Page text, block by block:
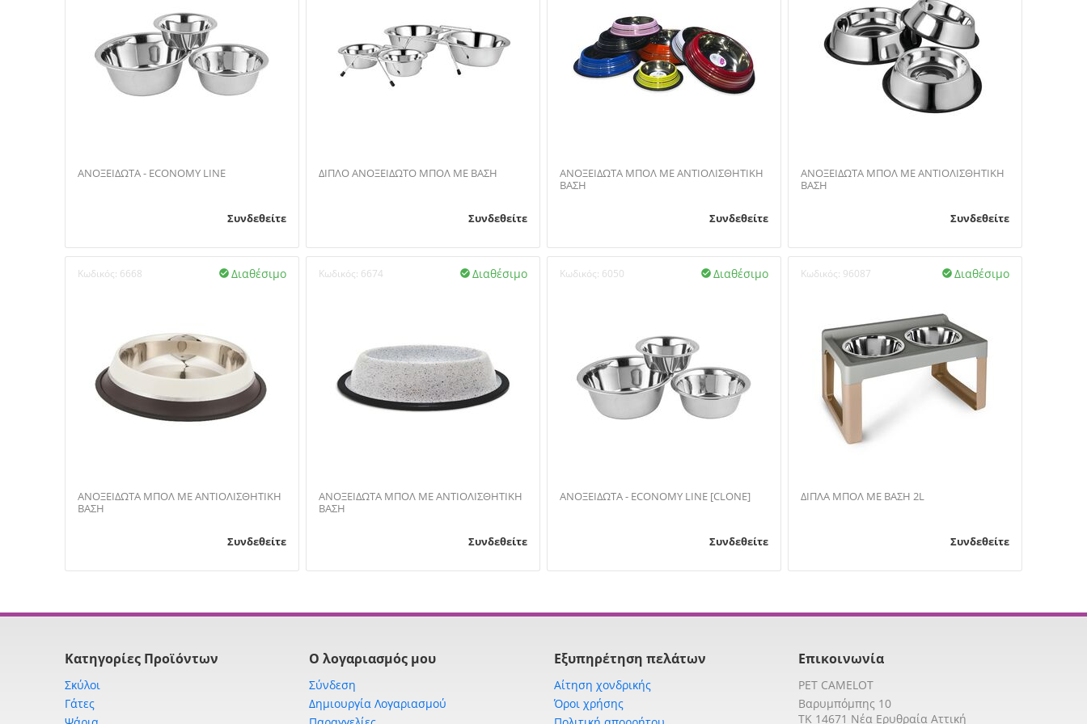
ΑΝΟΞΕΙΔΩΤΑ - ECONOMY LINE
Συνδεθείτε
ΔΙΠΛΟ ΑΝΟΞΕΙΔΩΤΟ ΜΠΟΛ ΜΕ ΒΑΣΗ
Συνδεθείτε
ΑΝΟΞΕΙΔΩΤΑ ΜΠΟΛ ΜΕ ΑΝΤΙΟΛΙΣΘΗΤΙΚΗ
ΒΑΣΗ
Συνδεθείτε
ΑΝΟΞΕΙΔΩΤΑ ΜΠΟΛ ΜΕ ΑΝΤΙΟΛΙΣΘΗΤΙΚΗ
ΒΑΣΗ
Συνδεθείτε
Κωδικός: 6668 Διαθέσιμο

ΑΝΟΞΕΙΔΩΤΑ ΜΠΟΛ ΜΕ ΑΝΤΙΟΛΙΣΘΗΤΙΚΗ
ΒΑΣΗ
Συνδεθείτε
Κωδικός: 6674 Διαθέσιμο

ΑΝΟΞΕΙΔΩΤΑ ΜΠΟΛ ΜΕ ΑΝΤΙΟΛΙΣΘΗΤΙΚΗ
ΒΑΣΗ
Συνδεθείτε
Κωδικός: 6050 Διαθέσιμο

ΑΝΟΞΕΙΔΩΤΑ - ECONOMY LINE [CLONE]
Συνδεθείτε
Κωδικός: 96087 Διαθέσιμο

ΔΙΠΛΑ ΜΠΟΛ ΜΕ ΒΑΣΗ 2L
Συνδεθείτε
Κατηγορίες Προϊόντων
Σκύλοι
Γάτες
Ο λογαριασμός μου
Σύνδεση
Δημιουργία Λογαριασμού
Εξυπηρέτηση πελάτων
Αίτηση χονδρικής
Όροι χρήσης
Επικοινωνία
PET CAMELOT
Βαρυμπόμπης 10
TK 14671 Νέα Ερυθραία Αττική